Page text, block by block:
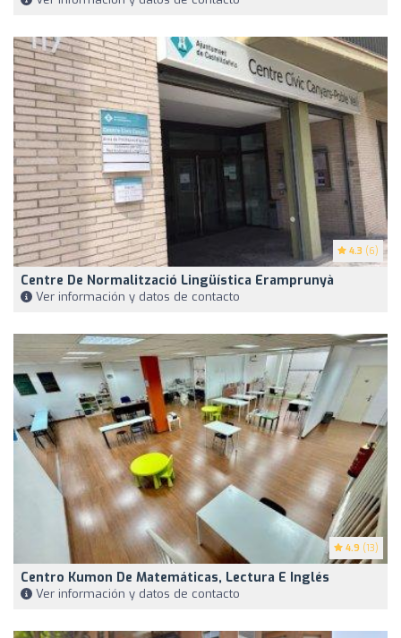
4.3 (6)
Centre De Normalització Lingüística Eramprunyà
Ver información y datos de contacto
4.9 (13)
Centro Kumon De Matemáticas, Lectura E Inglés
Ver información y datos de contacto